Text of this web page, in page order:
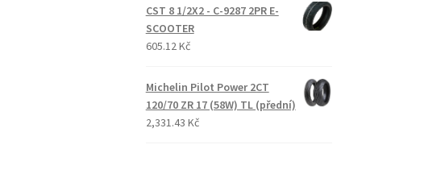
CST 8 1/2X2 - C-9287 2PR E-
SCOOTER
605.12 Kč
Michelin Pilot Power 2CT
120/70 ZR 17 (58W) TL (přední)
2,331.43 Kč